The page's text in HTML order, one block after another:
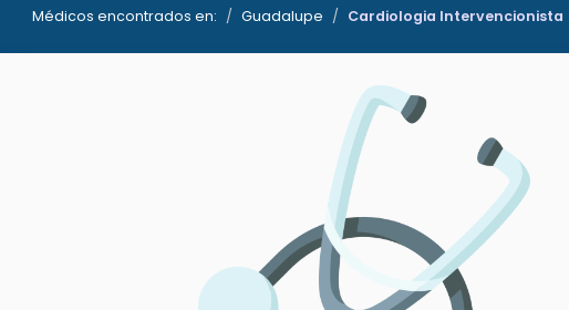
Médicos encontrados en: Guadalupe Cardiologia Intervencionista